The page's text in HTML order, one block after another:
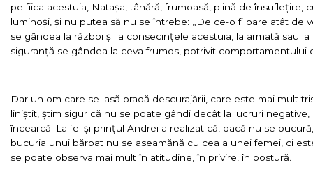
pe fiica acestuia, Natașa, tânără, frumoasă, plină de însuflețire,
luminoși, și nu putea să nu se întrebe: „De ce-o fi oare atât de
se gândea la război și la consecințele acestuia, la armată sau
siguranță se gândea la ceva frumos, potrivit comportamentului
Dar un om care se lasă pradă descurajării, care este mai mult
liniștit, știm sigur că nu se poate gândi decât la lucruri
încearcă. La fel și prințul Andrei a realizat că, dacă nu se
bucuria unui bărbat nu se aseamănă cu cea a unei femei, ci
se poate observa mai mult în atitudine, în privire, în postură.